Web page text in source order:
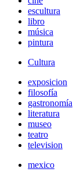
escultura
libro
música
pintura
Cultura
exposicion
filosofía
gastronomía
literatura
museo
teatro
television
mexico